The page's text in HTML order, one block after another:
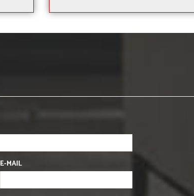
E-MAIL